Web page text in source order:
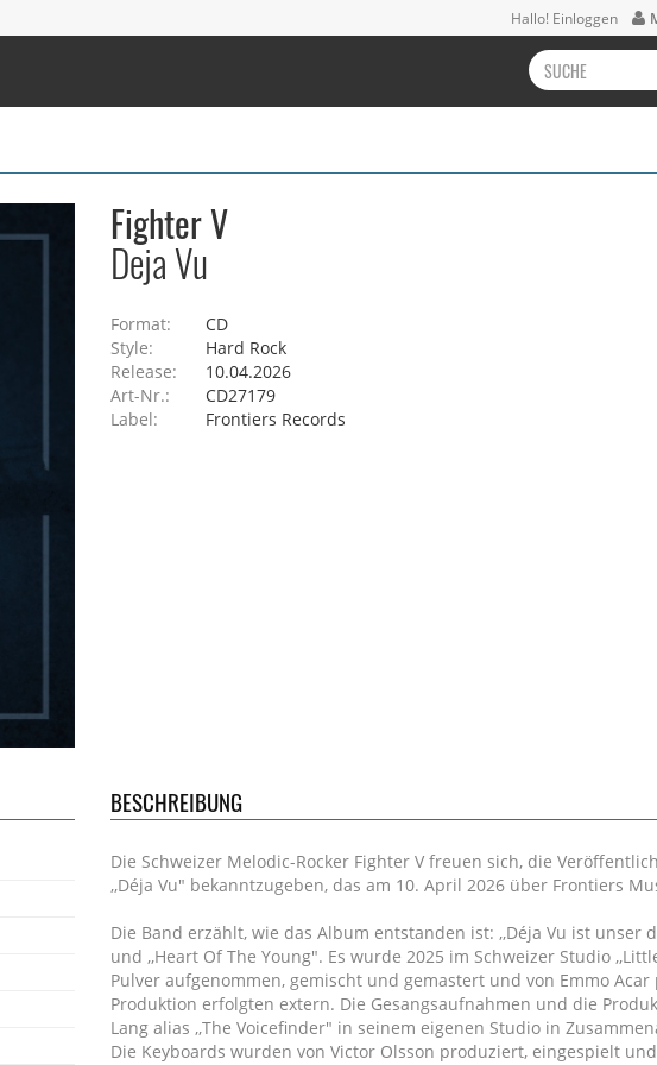
Hallo! Einloggen
Fighter V
Deja Vu
Format:
CD
Style:
Hard Rock
Release:
10.04.2026
Art-Nr.:
CD27179
Label:
Frontiers Records
BESCHREIBUNG
Die Schweizer Melodic-Rocker Fighter V freuen sich, die
,,Déja Vu" bekanntzugeben, das am 10. April 2026 über Frontiers
Die Band erzählt, wie das Album entstanden ist: ,,Déja Vu ist unser
und ,,Heart Of The Young". Es wurde 2025 im Schweizer Studio
Pulver aufgenommen, gemischt und gemastert und von Emmo
Produktion erfolgten extern. Die Gesangsaufnahmen und die
Lang alias ,,The Voicefinder" in seinem eigenen Studio in
Die Keyboards wurden von Victor Olsson produziert, eingespielt